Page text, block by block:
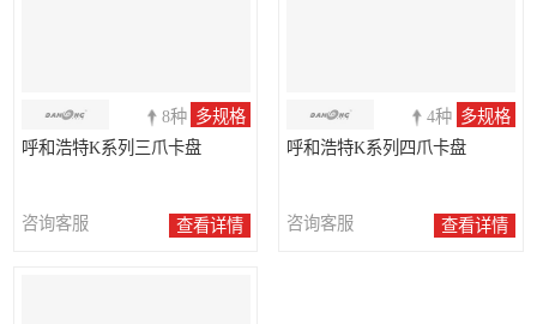
8种 多规格
呼和浩特K系列三爪卡盘
咨询客服 查看详情
4种 多规格
呼和浩特K系列四爪卡盘
咨询客服 查看详情